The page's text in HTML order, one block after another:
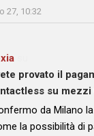
27, 10:32
provato il
su mezzi
da Milano
la possibilità di